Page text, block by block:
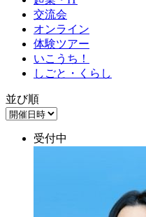
交流会
オンライン
体験ツアー
いこうち！
しごと・くらし
並び順
受付中